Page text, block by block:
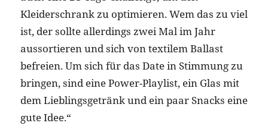
Kleiderschrank zu optimieren. Wem das zu viel
ist, der sollte allerdings zwei Mal im Jahr
aussortieren und sich von textilem Ballast
befreien. Um sich für das Date in Stimmung zu
bringen, sind eine Power-Playlist, ein Glas mit
dem Lieblingsgetränk und ein paar Snacks eine
gute Idee.“